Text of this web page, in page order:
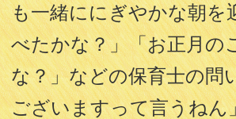
も一緒ににぎやかな朝を
べたかな？」「お正月
な？」などの保育士の問
ございますって言うね